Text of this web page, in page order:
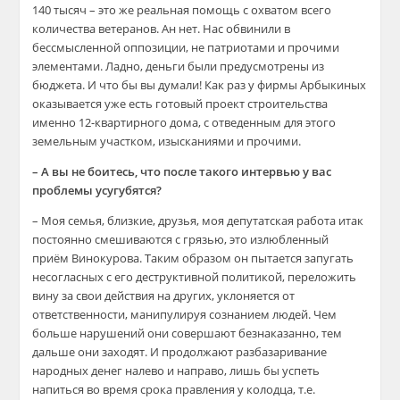
140 тысяч – это же реальная помощь с охватом всего
количества ветеранов. Ан нет. Нас обвинили в
бессмысленной оппозиции, не патриотами и прочими
элементами. Ладно, деньги были предусмотрены из
бюджета. И что бы вы думали! Как раз у фирмы Арбыкиных
оказывается уже есть готовый проект строительства
именно 12-квартирного дома, с отведенным для этого
земельным участком, изысканиями и прочими.
– А вы не боитесь, что после такого интервью у вас
проблемы усугубятся?
– Моя семья, близкие, друзья, моя депутатская работа итак
постоянно смешиваются с грязью, это излюбленный
приём Винокурова. Таким образом он пытается запугать
несогласных с его деструктивной политикой, переложить
вину за свои действия на других, уклоняется от
ответственности, манипулируя сознанием людей. Чем
больше нарушений они совершают безнаказанно, тем
дальше они заходят. И продолжают разбазаривание
народных денег налево и направо, лишь бы успеть
напиться во время срока правления у колодца, т.е.